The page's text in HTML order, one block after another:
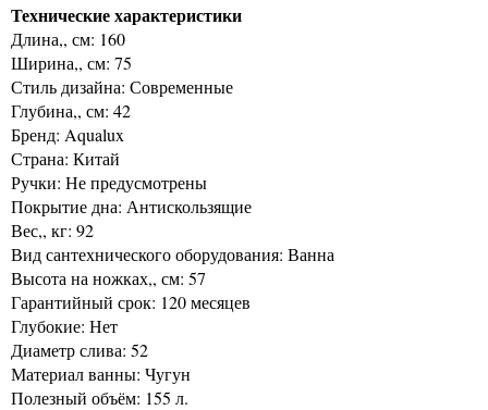
Технические характеристики
Длина,, см: 160
Ширина,, см: 75
Стиль дизайна: Современные
Глубина,, см: 42
Бренд: Aqualux
Страна: Китай
Ручки: Не предусмотрены
Покрытие дна: Антискользящие
Вес,, кг: 92
Вид сантехнического оборудования: Ванна
Высота на ножках,, см: 57
Гарантийный срок: 120 месяцев
Глубокие: Нет
Диаметр слива: 52
Материал ванны: Чугун
Полезный объём: 155 л.